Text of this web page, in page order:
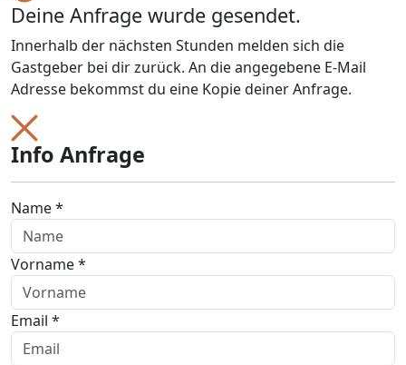
Deine Anfrage wurde gesendet.
Innerhalb der nächsten Stunden melden sich die
Gastgeber bei dir zurück. An die angegebene E-Mail
Adresse bekommst du eine Kopie deiner Anfrage.
Info Anfrage
Name *
Vorname *
Email *